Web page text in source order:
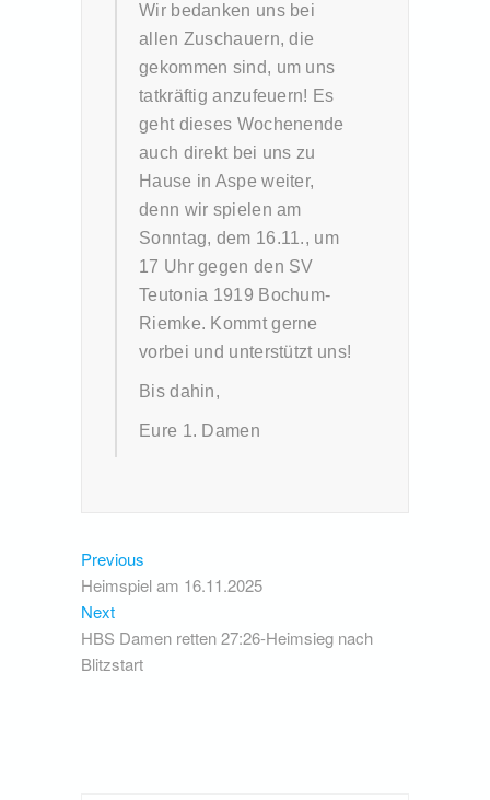
Wir bedanken uns bei
allen Zuschauern, die
gekommen sind, um uns
tatkräftig anzufeuern! Es
geht dieses Wochenende
auch direkt bei uns zu
Hause in Aspe weiter,
denn wir spielen am
Sonntag, dem 16.11., um
17 Uhr gegen den SV
Teutonia 1919 Bochum-
Riemke. Kommt gerne
vorbei und unterstützt uns!
Bis dahin,
Eure 1. Damen
Beitragsnavigation
Previous
post:
Heimspiel am 16.11.2025
NextNext
post:
HBS Damen retten 27:26-Heimsieg nach
Blitzstart